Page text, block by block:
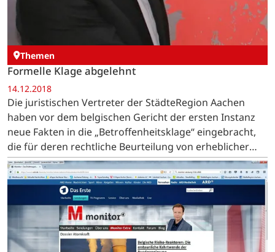
Themen
Formelle Klage abgelehnt
14.12.2018
Die juristischen Vertreter der StädteRegion Aachen
haben vor dem belgischen Gericht der ersten Instanz
neue Fakten in die „Betroffenheitsklage“ eingebracht,
die für deren rechtliche Beurteilung von erheblicher
Bedeutung sind. Es geht um Bröckelbeton, fehlende…